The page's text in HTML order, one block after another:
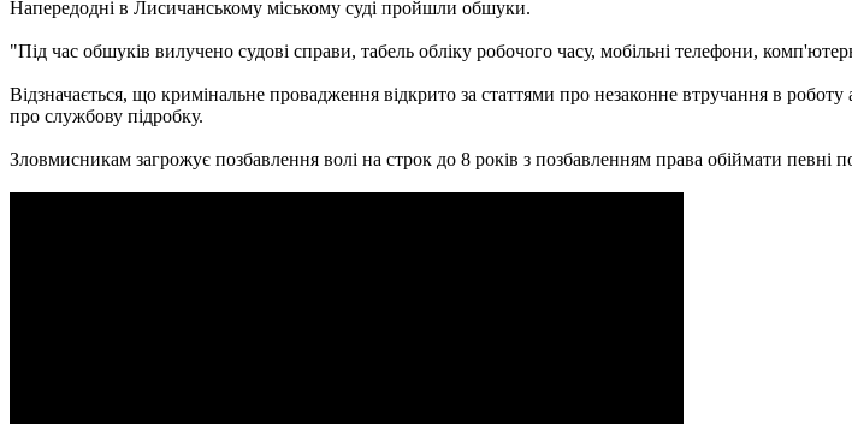
Напередодні в Лисичанському міському суді пройшли обшуки.
"Під час обшуків вилучено судові справи, табель обліку робочого часу, мобільні телефони,
Відзначається, що кримінальне провадження відкрито за статтями про незаконне втручання в
про службову підробку.
Зловмисникам загрожує позбавлення волі на строк до 8 років з позбавленням права обіймати певні